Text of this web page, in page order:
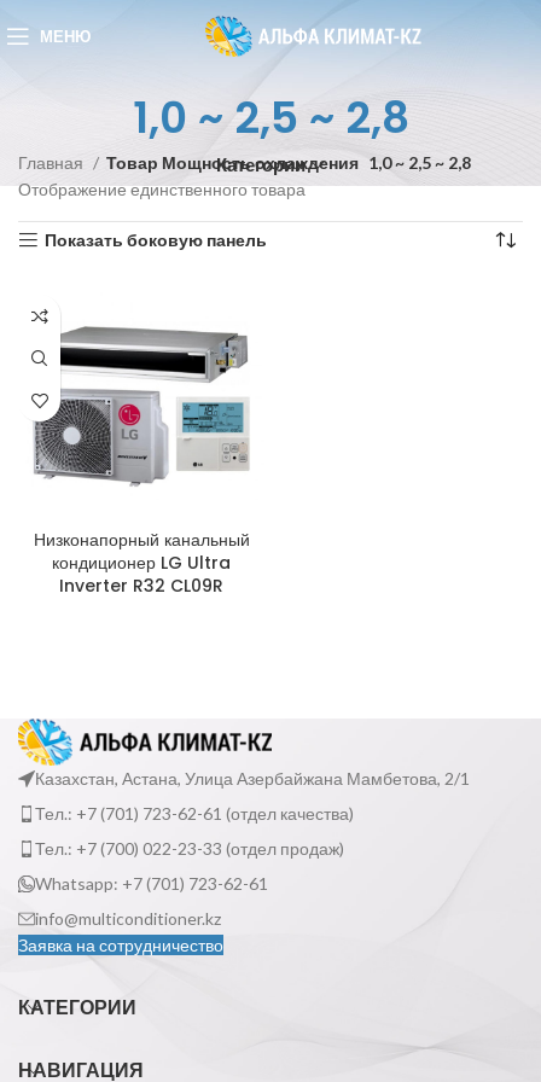
МЕНЮ
1,0 ~ 2,5 ~ 2,8
Категории
Главная Товар Мощность охлаждения 1,0 ~ 2,5 ~ 2,8
Отображение единственного товара
Показать боковую панель
Низконапорный канальный
кондиционер LG Ultra
Inverter R32 CL09R
Казахстан, Астана, Улица Азербайжана Мамбетова, 2/1
Тел.: +7 (701) 723-62-61 (отдел качества)
Тел.: +7 (700) 022-23-33 (отдел продаж)
Whatsapp: +7 (701) 723-62-61
info@multiconditioner.kz
Заявка на сотрудничество
КАТЕГОРИИ
НАВИГАЦИЯ